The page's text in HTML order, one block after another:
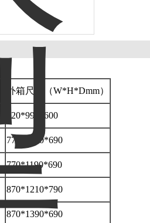
外箱尺寸（W*H*Dmm）
720*990*600
770*1090*690
770*1190*690
870*1210*790
870*1390*690